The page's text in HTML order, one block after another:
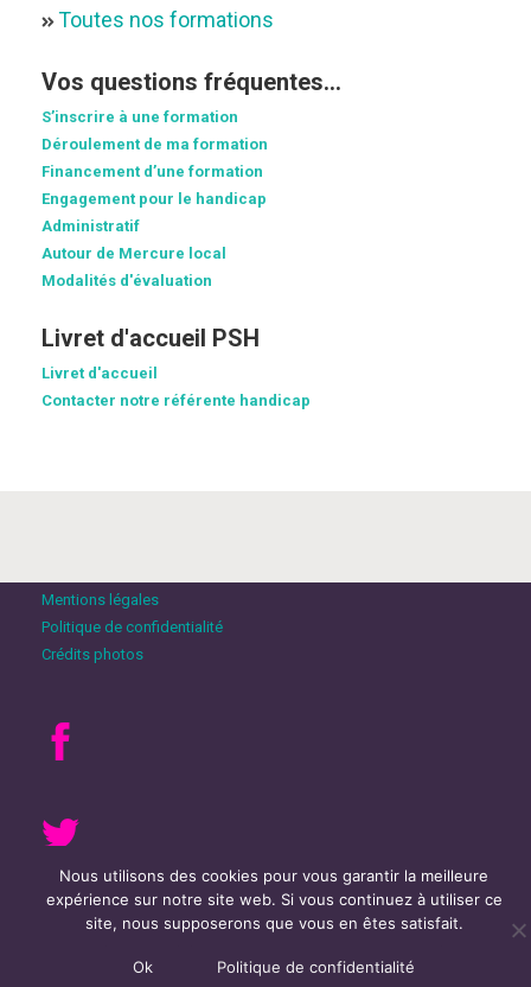
Toutes nos formations
Vos questions fréquentes...
S’inscrire à une formation
Déroulement de ma formation
Financement d’une formation
Engagement pour le handicap
Administratif
Autour de Mercure local
Modalités d'évaluation
Livret d'accueil PSH
Livret d'accueil
Contacter notre référente handicap
Mentions légales
Politique de confidentialité
Crédits photos
Nous utilisons des cookies pour vous garantir la meilleure
expérience sur notre site web. Si vous continuez à utiliser ce
site, nous supposerons que vous en êtes satisfait.
Ok Politique de confidentialité